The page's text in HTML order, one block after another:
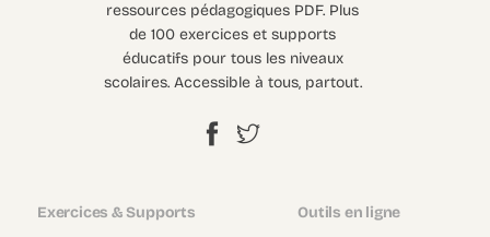
ressources pédagogiques PDF. Plus
de 100 exercices et supports
éducatifs pour tous les niveaux
scolaires. Accessible à tous, partout.
Exercices & Supports
Outils en ligne